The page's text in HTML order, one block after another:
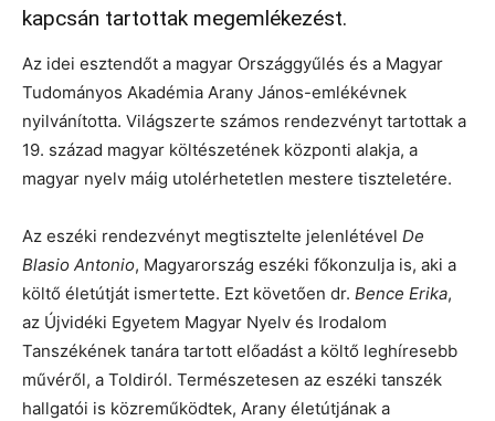
kapcsán tartottak megemlékezést.
Az idei esztendőt a magyar Országgyűlés és a Magyar
Tudományos Akadémia Arany János-emlékévnek
nyilvánította. Világszerte számos rendezvényt tartottak a
19. század magyar költészetének központi alakja, a
magyar nyelv máig utolérhetetlen mestere tiszteletére.
Az eszéki rendezvényt megtisztelte jelenlétével De
Blasio Antonio, Magyarország eszéki főkonzulja is, aki a
költő életútját ismertette. Ezt követően dr. Bence Erika,
az Újvidéki Egyetem Magyar Nyelv és Irodalom
Tanszékének tanára tartott előadást a költő leghíresebb
művéről, a Toldiról. Természetesen az eszéki tanszék
hallgatói is közreműködtek, Arany életútjának a